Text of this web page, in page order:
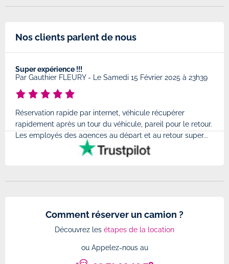
Nos clients parlent de nous
Super expérience !!!
Par Gauthier FLEURY- Le Samedi 15 Février 2025 à 23h39
Réservation rapide par internet, véhicule récupérer
rapidement après un tour du véhicule, pareil pour le retour.
Les employés des agences au départ et au retour super...
Comment réserver un camion ?
Découvrez les étapes de la location
ou Appelez-nous au